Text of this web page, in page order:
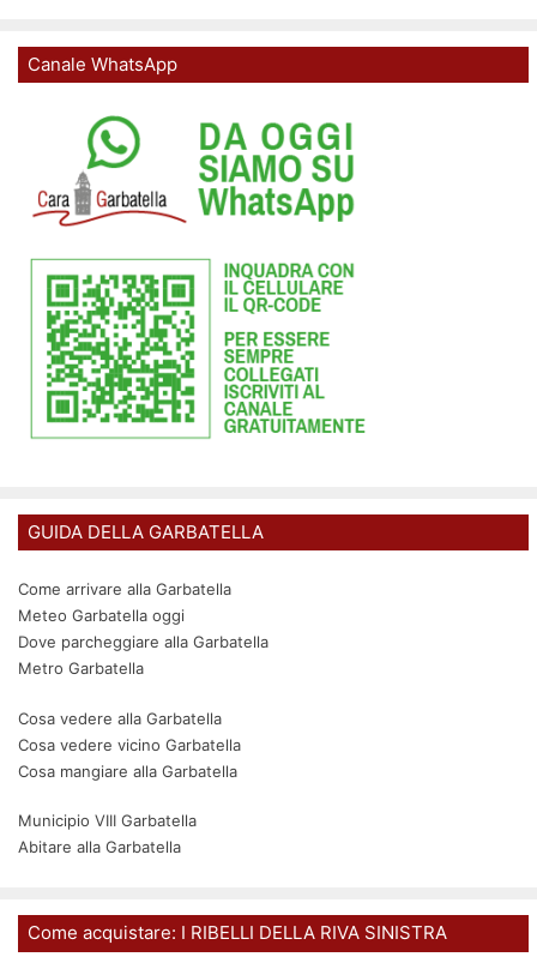
Canale WhatsApp
GUIDA DELLA GARBATELLA
Come arrivare alla Garbatella
Meteo Garbatella oggi
Dove parcheggiare alla Garbatella
Metro Garbatella
Cosa vedere alla Garbatella
Cosa vedere vicino Garbatella
Cosa mangiare alla Garbatella
Municipio VIII Garbatella
Abitare alla Garbatella
Come acquistare: I RIBELLI DELLA RIVA SINISTRA